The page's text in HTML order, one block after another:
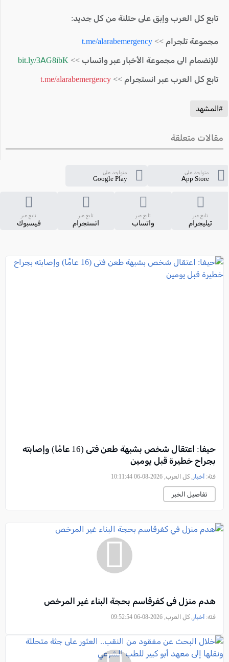
تابع كل العرب وإبق على حتلنة من كل جديد:
مجموعة تلجرام >> t.me/alarabemergency
للإنضمام الى مجموعة الأخبار عبر واتساب >> bit.ly/3AG8ibK
تابع كل العرب عبر انستجرام >> t.me/alarabemergency
#المشهد
مقالات متعلقة
متواجد على
App Store
متواجد على
Google Play
تابع عبر
تيليجرام
تابع عبر
واتساب
تابع عبر
انستجرام
تابع عبر
فيسبوك
حيفا: اعتقال شخص بشبهة طعن فتى (16 عامًا) وإصابته
بجراح خطيرة قبل يومين
فئة: أخبار , كل العرب, 2026-08-06 10:11:44
تفاصيل الخبر
هدم منزل في كفرقاسم بحجة البناء غير المرخص
فئة: أخبار , كل العرب, 2026-08-06 09:52:54